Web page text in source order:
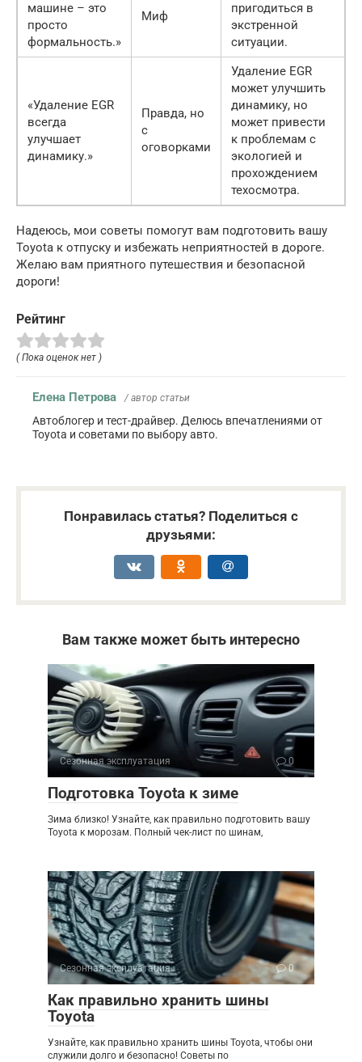
машине – это
просто
формальность.»
Миф
пригодиться в
экстренной
ситуации.
«Удаление EGR
всегда
улучшает
динамику.»
Правда, но
с
оговорками
Удаление EGR
может улучшить
динамику, но
может привести
к проблемам с
экологией и
прохождением
техосмотра.
Надеюсь, мои советы помогут вам подготовить вашу
Toyota к отпуску и избежать неприятностей в дороге.
Желаю вам приятного путешествия и безопасной
дороги!
Рейтинг
( Пока оценок нет )
Елена Петрова / автор статьи
Автоблогер и тест-драйвер. Делюсь впечатлениями от
Toyota и советами по выбору авто.
Понравилась статья? Поделиться с
друзьями:
Вам также может быть интересно
Сезонная эксплуатация 0
Подготовка Toyota к зиме
Зима близко! Узнайте, как правильно подготовить вашу
Toyota к морозам. Полный чек-лист по шинам,
Сезонная эксплуатация 0
Как правильно хранить шины
Toyota
Узнайте, как правильно хранить шины Toyota, чтобы они
служили долго и безопасно! Советы по